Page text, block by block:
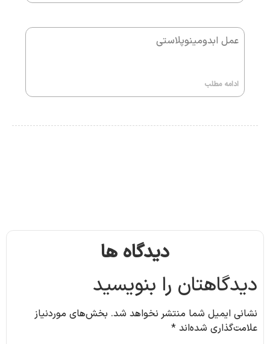
عمل ابدومینوپلاستی
ادامه مطلب
دیدگاه ها
دیدگاهتان را بنویسید
نشانی ایمیل شما منتشر نخواهد شد. بخش‌های موردنیاز
علامت‌گذاری شده‌اند *